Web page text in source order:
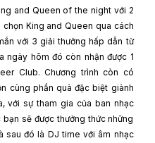
and Queen of the night với 2
King and Queen qua cách
với 3 giải thưởng hấp dẫn từ
ngày hôm đó còn nhận được 1
Club. Chương trình còn có
cùng phần quà đặc biệt giành
với sự tham gia của ban nhạc
sẽ được thưởng thức những
sau đó là DJ time với âm nhạc